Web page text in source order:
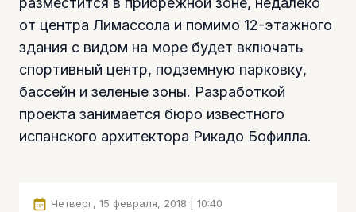
от центра Лимассола и помимо 12-этажного
здания с видом на море будет включать
спортивный центр, подземную парковку,
бассейн и зеленые зоны. Разработкой
проекта занимается бюро известного
испанского архитектора Рикадо Бофилла.
Четверг, 15 февраля, 2018 | 10:40